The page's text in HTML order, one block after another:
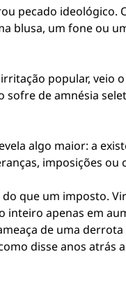
pecado
blusa, um fone ou
popular, veio
de amnésia
algo maior: a
imposições ou
do que um imposto.
apenas em
de uma
disse anos